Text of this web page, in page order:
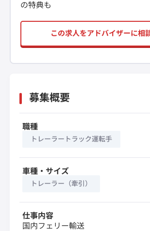
の特典も
この求人をアドバイザーに相
募集概要
職種
トレーラートラック運転手
車種・サイズ
トレーラー（牽引）
仕事内容
国内フェリー輸送